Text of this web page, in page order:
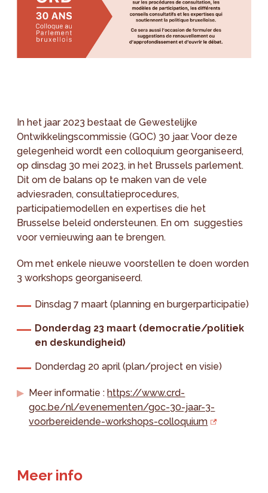
In het jaar 2023 bestaat de Gewestelijke
Ontwikkelingscommissie (GOC) 30 jaar. Voor deze
gelegenheid wordt een colloquium georganiseerd,
op dinsdag 30 mei 2023, in het Brussels parlement.
Dit om de balans op te maken van de vele
adviesraden, consultatieprocedures,
participatiemodellen en expertises die het
Brusselse beleid ondersteunen. En om suggesties
voor vernieuwing aan te brengen.
Om met enkele nieuwe voorstellen te doen worden
3 workshops georganiseerd.
Dinsdag 7 maart (planning en burgerparticipatie)
Donderdag 23 maart (democratie/politiek
en deskundigheid)
Donderdag 20 april (plan/project en visie)
Meer informatie :https://www.crd-
goc.be/nl/evenementen/goc-30-jaar-3-
voorbereidende-workshops-colloquium
Meer info